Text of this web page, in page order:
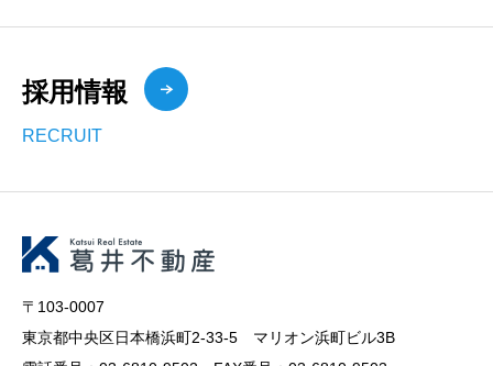
採用情報
RECRUIT
〒103-0007
東京都中央区日本橋浜町2-33-5 マリオン浜町ビル3B